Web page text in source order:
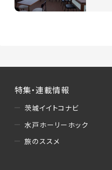
特集・連載情報
茨城イイトコナビ
水戸ホーリーホック
旅のススメ